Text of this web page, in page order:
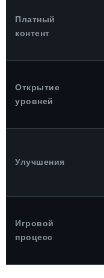
Платный
контент
Открытие
уровней
Улучшения
Игровой
процесс